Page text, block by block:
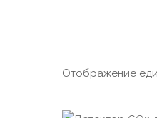
Отображение